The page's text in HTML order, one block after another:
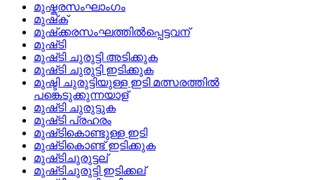
മുഷ്കരസംഘാംഗം
മുഷ്‌ക്
മുഷ്‌ക്കരസംഘത്തില്‍പ്പെട്ടവന്
മുഷ്‌ടി
മുഷ്‌ടി ചുരുട്ടി അടിക്കുക
മുഷ്‌ടി ചുരുട്ടി ഇടിക്കുക
മുഷ്ടി ചുരുട്ടിയുള്ള ഇടി മത്സരത്തില്‍
പങ്കെടുക്കുന്നയാള്
മുഷ്‌ടി ചുരുട്ടുക
മുഷ്‌ടി പ്രഹരം
മുഷ്‌ടികൊണ്ടുള്ള ഇടി
മുഷ്‌ടികൊണ്ട്‌ ഇടിക്കുക
മുഷ്‌ടിചുരുട്ടല്
മുഷ്‌ടിചുരുട്ടി ഇടിക്കല്